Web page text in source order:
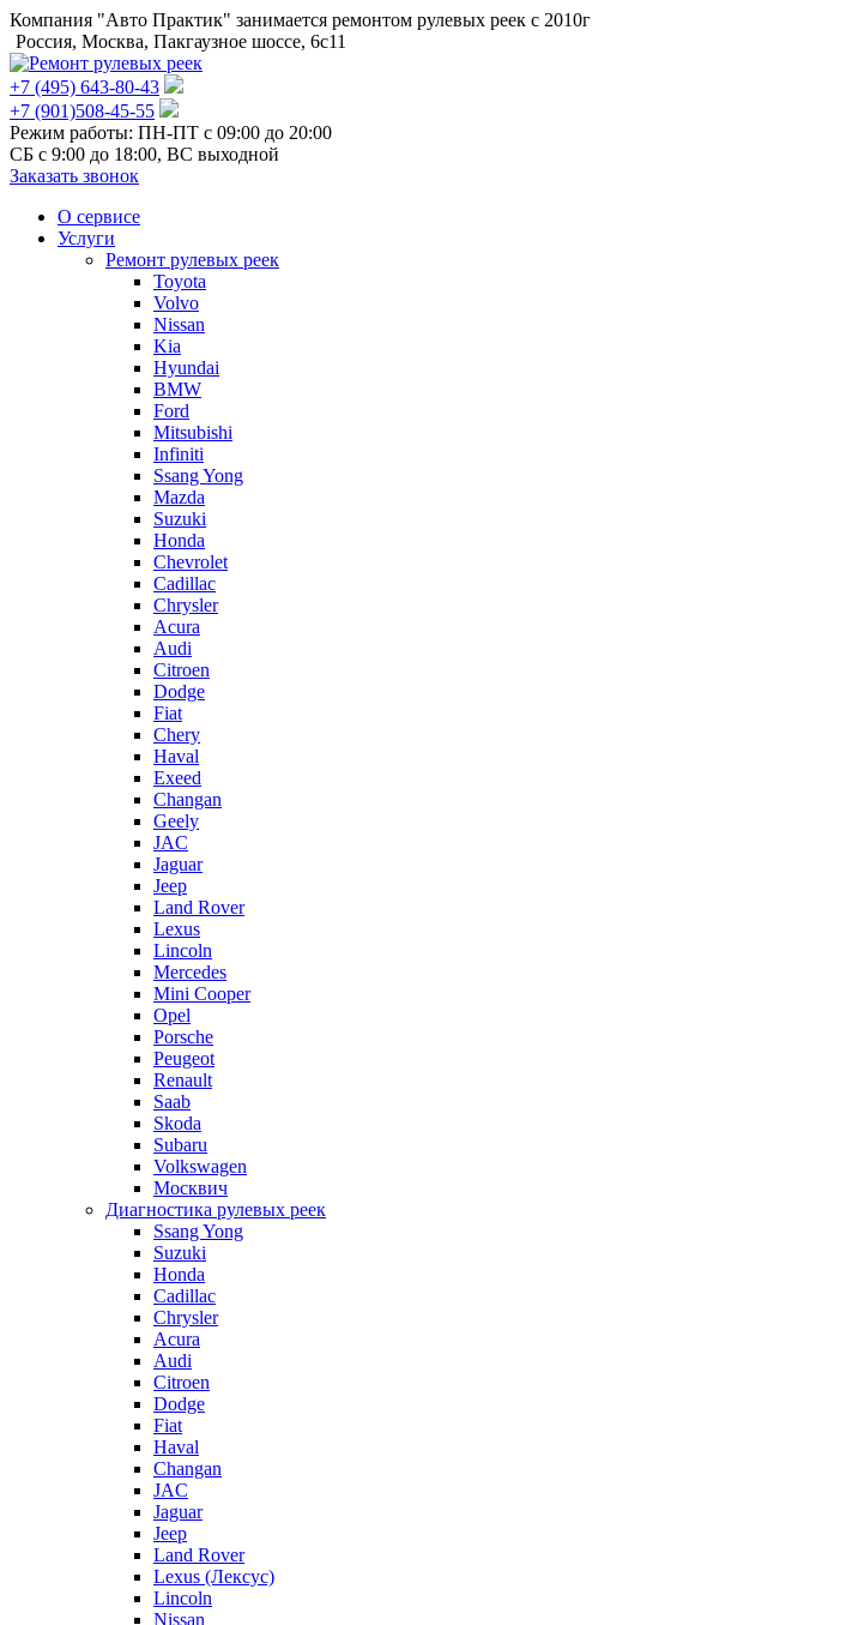
Компания "Авто Практик" занимается ремонтом рулевых реек с 2010г
Россия, Москва, Пакгаузное шоссе, 6c11
+7 (495) 643-80-43
+7 (901)508-45-55
Режим работы: ПН-ПТ с 09:00 до 20:00
СБ c 9:00 до 18:00, ВС выходной
Заказать звонок
О сервисе
Услуги
Ремонт рулевых реек
Toyota
Volvo
Nissan
Kia
Hyundai
BMW
Ford
Mitsubishi
Infiniti
Ssang Yong
Mazda
Suzuki
Honda
Chevrolet
Cadillac
Chrysler
Acura
Audi
Citroen
Dodge
Fiat
Chery
Haval
Exeed
Changan
Geely
JAC
Jaguar
Jeep
Land Rover
Lexus
Lincoln
Mercedes
Mini Cooper
Opel
Porsche
Peugeot
Renault
Saab
Skoda
Subaru
Volkswagen
Москвич
Диагностика рулевых реек
Ssang Yong
Suzuki
Honda
Cadillac
Chrysler
Acura
Audi
Citroen
Dodge
Fiat
Haval
Changan
JAC
Jaguar
Jeep
Land Rover
Lexus (Лексус)
Lincoln
Nissan